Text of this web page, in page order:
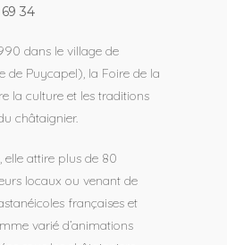
34
dans le village de
de Puycapel), la Foire de la
la culture et les traditions
châtaignier.
elle attire plus de 80
locaux ou venant de
françaises et
varié d’animations